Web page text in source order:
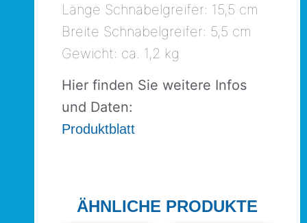
Länge Schnabelgreifer: 15,5 cm
Breite Schnabelgreifer: 5,5 cm
Gewicht: ca. 1,2 kg
Hier finden Sie weitere Infos
und Daten:
Produktblatt
ÄHNLICHE PRODUKTE